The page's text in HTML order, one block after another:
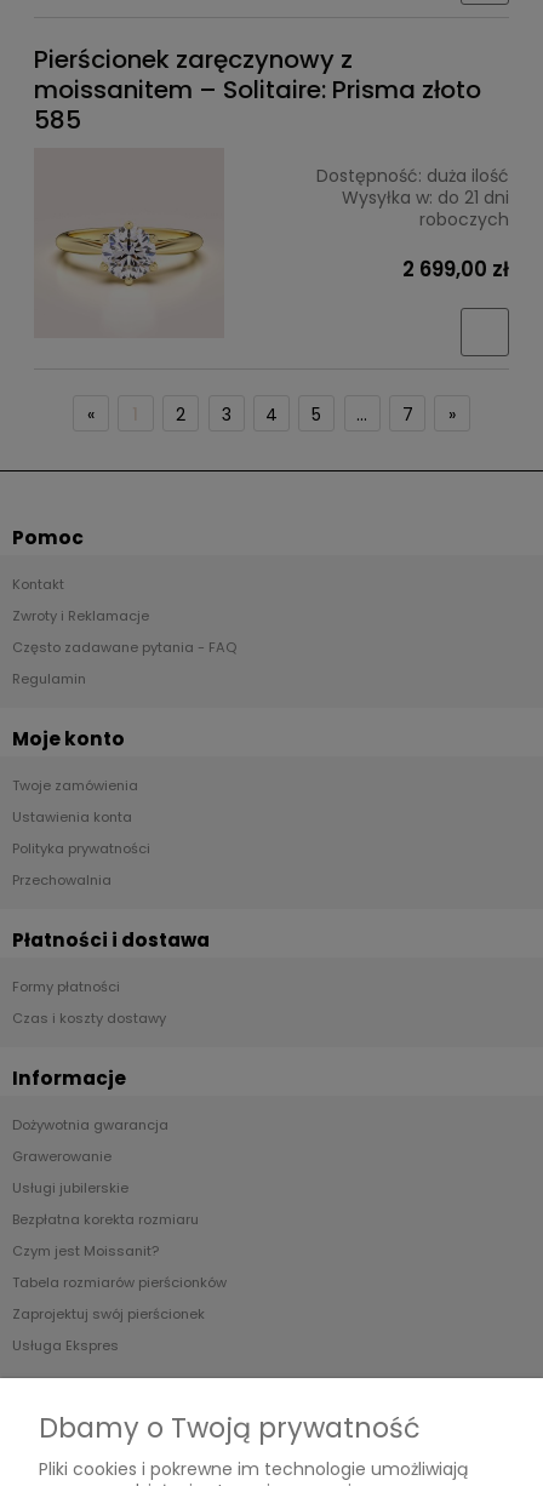
Pierścionek zaręczynowy z
moissanitem – Solitaire: Prisma złoto
585
Dostępność: duża ilość
Wysyłka w: do 21 dni
roboczych
2 699,00 zł
« 1 2 3 4 5 ... 7 »
Pomoc
Kontakt
Zwroty i Reklamacje
Często zadawane pytania - FAQ
Regulamin
Moje konto
Twoje zamówienia
Ustawienia konta
Polityka prywatności
Przechowalnia
Płatności i dostawa
Formy płatności
Czas i koszty dostawy
Informacje
Dożywotnia gwarancja
Grawerowanie
Usługi jubilerskie
Bezpłatna korekta rozmiaru
Czym jest Moissanit?
Tabela rozmiarów pierścionków
Zaprojektuj swój pierścionek
Usługa Ekspres
Dbamy o Twoją prywatność
Pliki cookies i pokrewne im technologie umożliwiają